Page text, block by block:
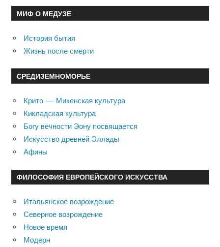
МИФ О МЕДУЗЕ
История бытия
Жизнь после смерти
СРЕДИЗЕМНОМОРЬЕ
Крито — Микенская культура
Кикладская культура
Богу вечности Эону посвящается
Искусство древней Эллады
Афины
ФИЛОСОФИЯ ЕВРОПЕЙСКОГО ИСКУССТВА
Итальянское возрождение
Северное возрождение
Новое время
Модерн